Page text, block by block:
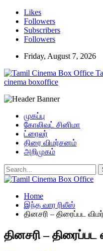
Likes
Followers
Subscribers
Followers
Friday, August 7, 2026
cinema boxoffice
முகப்பு
கோலிவுட் சினிமா
ட்ரைலர்
திரை விமர்சனம்
அறிமுகம்
Home
இந்த வார ரிலீஸ்
தினசரி – திரைப்பட
தினசரி –